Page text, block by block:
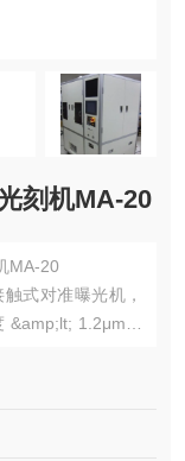
刻机MA-20
MA-20
式对准曝光机，
1.2μm，